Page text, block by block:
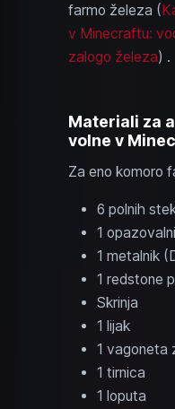
farmo železa (
v Minecraftu:
zalogo železa) .
Materiali za
volne v
Za eno komoro
6 polnih
1
1 metalnik
1 redstone
Skrinja
1 lijak
1 vagoneta
1 tirnica
1 loputa